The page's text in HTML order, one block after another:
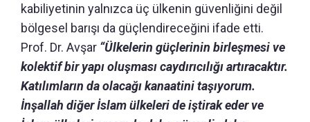
kabiliyetinin yalnızca üç ülkenin güvenliğini değil
bölgesel barışı da güçlendireceğini ifade etti.
Prof. Dr. Avşar “Ülkelerin güçlerinin birleşmesi ve
kolektif bir yapı oluşması caydırıcılığı artıracaktır.
Katılımların da olacağı kanaatini taşıyorum.
İnşallah diğer İslam ülkeleri de iştirak eder ve